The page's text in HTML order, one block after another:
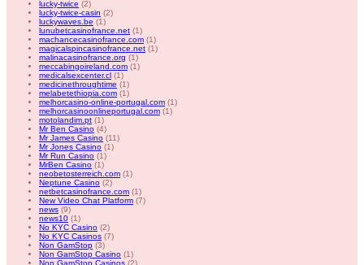
lucky-twice (2)
lucky-twice-casin (2)
luckywaves.be (1)
lunubetcasinofrance.net (1)
machancecasinofrance.com (1)
magicalspincasinofrance.net (1)
malinacasinofrance.org (1)
meccabingoireland.com (1)
medicalsexcenter.cl (1)
medicinethroughtime (1)
melabetethiopia.com (1)
melhorcasino-online-portugal.com (1)
melhorcasinoonlineportugal.com (1)
motolandim.pt (1)
Mr Ben Casino (4)
Mr James Casino (11)
Mr Jones Casino (1)
Mr Run Casino (1)
MrBen Casino (1)
neobetosterreich.com (1)
Neptune Casino (2)
netbetcasinofrance.com (1)
New Video Chat Platform (7)
news (9)
news10 (1)
No KYC Casino (2)
No KYC Casinos (7)
Non GamStop (3)
Non GamStop Casino (1)